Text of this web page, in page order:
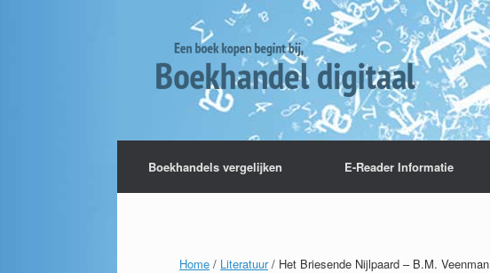
Boekhandels vergelijken E-Reader Informatie
Home / Literatuur/ Het Briesende Nijlpaard – B.M. Veenman